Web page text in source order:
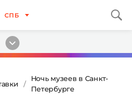
СПБ
Ночь музеев в Санкт-
Петербурге